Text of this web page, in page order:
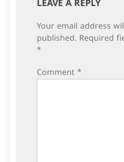
LEAVE A REPLY
Your email address
published. Required
*
Comment *